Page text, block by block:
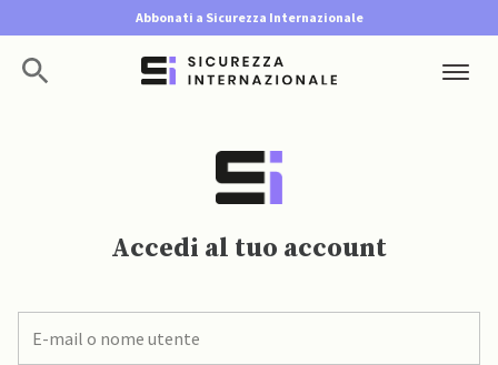
Abbonati a Sicurezza Internazionale
Accedi al tuo account